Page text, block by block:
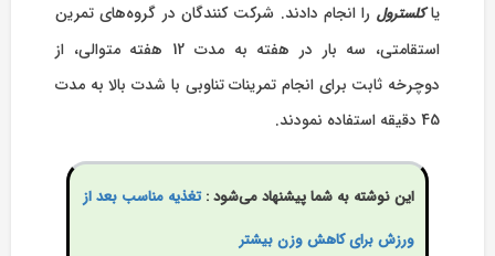
یاکلسترول را انجام دادند. شرکت کنندگان در گروه‌‏های تمرین
استقامتی، سه بار در هفته به مدت 12 هفته متوالی، از
دوچرخه ثابت برای انجام تمرینات تناوبی با شدت بالا به مدت
45 دقیقه استفاده نمودند.
این نوشته به شما پیشنهاد می‌شود :تغذیه مناسب بعد از
ورزش برای کاهش وزن بیشتر